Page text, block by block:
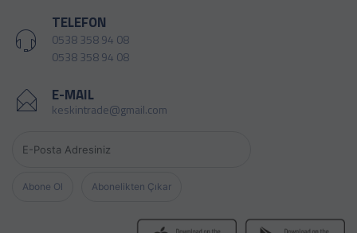
TELEFON
0538 358 94 08
0538 358 94 08
E-MAIL
keskintrade@gmail.com
Abone Ol Abonelikten Çıkar